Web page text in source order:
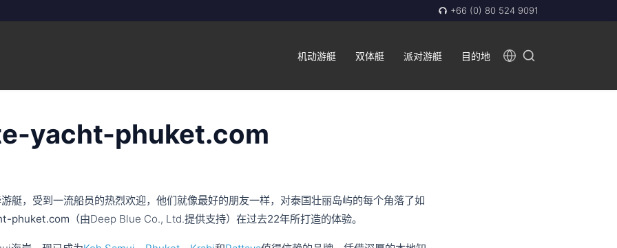
+66 (0) 80 524 9091
机动游艇 双体艇 派对游艇 目的地
yacht-phuket.com
艇，受到一流船员的热烈欢迎，他们就像最好的朋友一样，对泰国壮丽岛屿的每个角落了如
phuket.com （由Deep Blue Co., Ltd.提供支持）在过去22年所打造的体验。